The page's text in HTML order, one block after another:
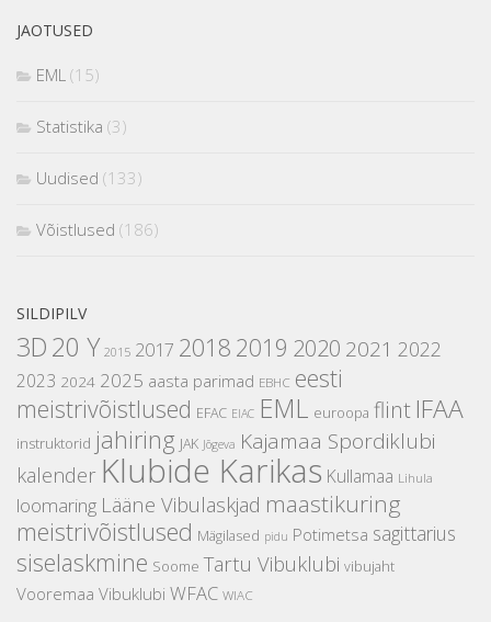
JAOTUSED
EML (15)
Statistika (3)
Uudised (133)
Võistlused (186)
SILDIPILV
3D20 Y 2015 2017 2018 2019 2020 2021 2022
2023 2024 2025 aasta parimad EBHC eesti
meistrivõistlused EFAC EIAC EML euroopa flint IFAA
instruktorid jahiring JAK Jõgeva Kajamaa Spordiklubi
kalender Klubide Karikas Kullamaa Lihula
loomaring Lääne Vibulaskjad maastikuring
meistrivõistlused Mägilased pidu Potimetsa sagittarius
siselaskmine Soome Tartu Vibuklubi vibujaht
Vooremaa Vibuklubi WFAC WIAC